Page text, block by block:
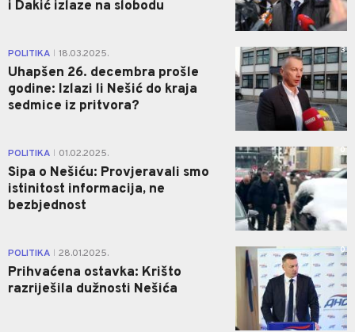
i Dakić izlaze na slobodu
POLITIKA 18.03.2025.
Uhapšen 26. decembra prošle
godine: Izlazi li Nešić do kraja
sedmice iz pritvora?
3
POLITIKA 01.02.2025.
Sipa o Nešiću: Provjeravali smo
istinitost informacija, ne
bezbjednost
0
POLITIKA 28.01.2025.
Prihvaćena ostavka: Krišto
razriješila dužnosti Nešića
0